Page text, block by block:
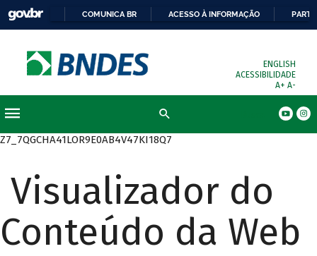
COMUNICA BR ACESSO À INFORMAÇÃO
ENGLISH
ACESSIBILIDADE
A+ A-
Z7_7QGCHA41LOR9E0AB4V47KI18Q7
Visualizador do
Conteúdo da Web